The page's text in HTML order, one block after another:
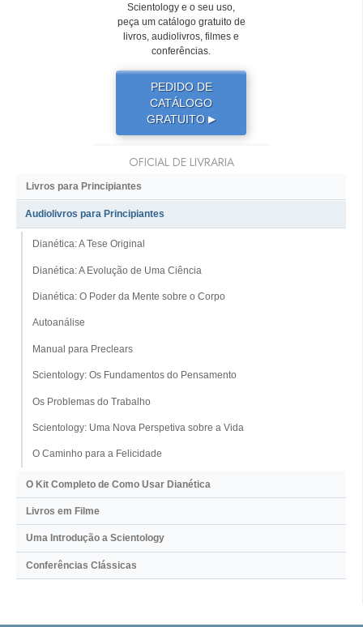
Scientology e o seu uso,
peça um catálogo gratuito de
livros, audiolivros, filmes e
conferências.
PEDIDO DE
CATÁLOGO
GRATUITO ▶
OFICIAL DE LIVRARIA
Livros para Principiantes
Audiolivros para Principiantes
Dianética: A Tese Original
Dianética: A Evolução de Uma Ciência
Dianética: O Poder da Mente sobre o Corpo
Autoanálise
Manual para Preclears
Scientology: Os Fundamentos do Pensamento
Os Problemas do Trabalho
Scientology: Uma Nova Perspetiva sobre a Vida
O Caminho para a Felicidade
O Kit Completo de Como Usar Dianética
Livros em Filme
Uma Introdução a Scientology
Conferências Clássicas